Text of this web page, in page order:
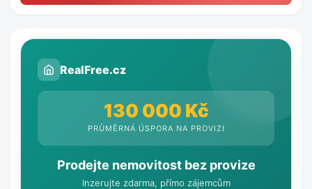
RealFree.cz
130 000 Kč
PRŮMĚRNÁ ÚSPORA NA PROVIZI
Prodejte nemovitost bez provize
Inzerujte zdarma, přímo zájemcům